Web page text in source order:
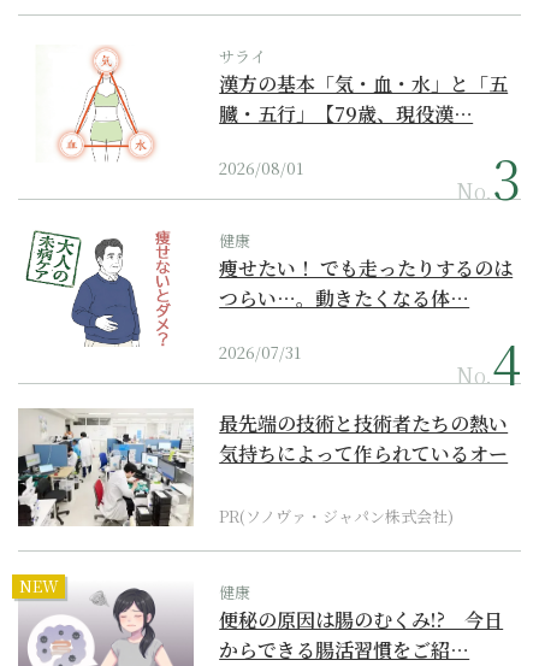
サライ
漢方の基本「気・血・水」と「五
臓・五行」【79歳、現役漢…
2026/08/01
No.
健康
痩せたい！ でも走ったりするのは
つらい…。動きたくなる体…
2026/07/31
No.
最先端の技術と技術者たちの熱い
気持ちによって作られているオー
PR(ソノヴァ・ジャパン株式会社)
NEW 健康
便秘の原因は腸のむくみ!? 今日
からできる腸活習慣をご紹…